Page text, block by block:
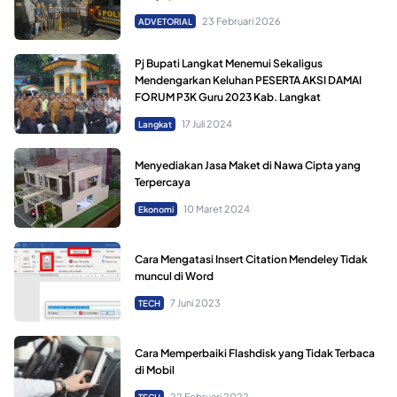
ADVETORIAL 23 Februari 2026
Pj Bupati Langkat Menemui Sekaligus
Mendengarkan Keluhan PESERTA AKSI DAMAI
FORUM P3K Guru 2023 Kab. Langkat
Langkat 17 Juli 2024
Menyediakan Jasa Maket di Nawa Cipta yang
Terpercaya
Ekonomi 10 Maret 2024
Cara Mengatasi Insert Citation Mendeley Tidak
muncul di Word
TECH 7 Juni 2023
Cara Memperbaiki Flashdisk yang Tidak Terbaca
di Mobil